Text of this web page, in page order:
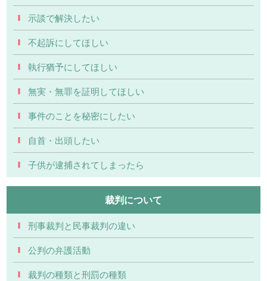
示談で解決したい
不起訴にしてほしい
執行猶予にしてほしい
無実・無罪を証明してほしい
事件のことを秘密にしたい
自首・出頭したい
子供が逮捕されてしまったら
裁判について
刑事裁判と民事裁判の違い
公判の弁護活動
裁判の種類と刑罰の種類